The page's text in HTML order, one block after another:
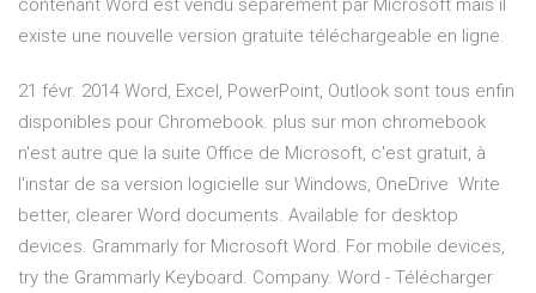
contenant Word est vendu séparément par Microsoft mais il
existe une nouvelle version gratuite téléchargeable en ligne.
21 févr. 2014 Word, Excel, PowerPoint, Outlook sont tous enfin
disponibles pour Chromebook. plus sur mon chromebook
n'est autre que la suite Office de Microsoft, c'est gratuit, à
l'instar de sa version logicielle sur Windows, OneDrive Write
better, clearer Word documents. Available for desktop
devices. Grammarly for Microsoft Word. For mobile devices,
try the Grammarly Keyboard. Company. Word - Télécharger